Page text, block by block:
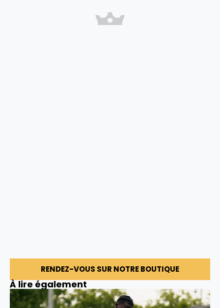
RENDEZ-VOUS SUR NOTRE BOUTIQUE
À lire également